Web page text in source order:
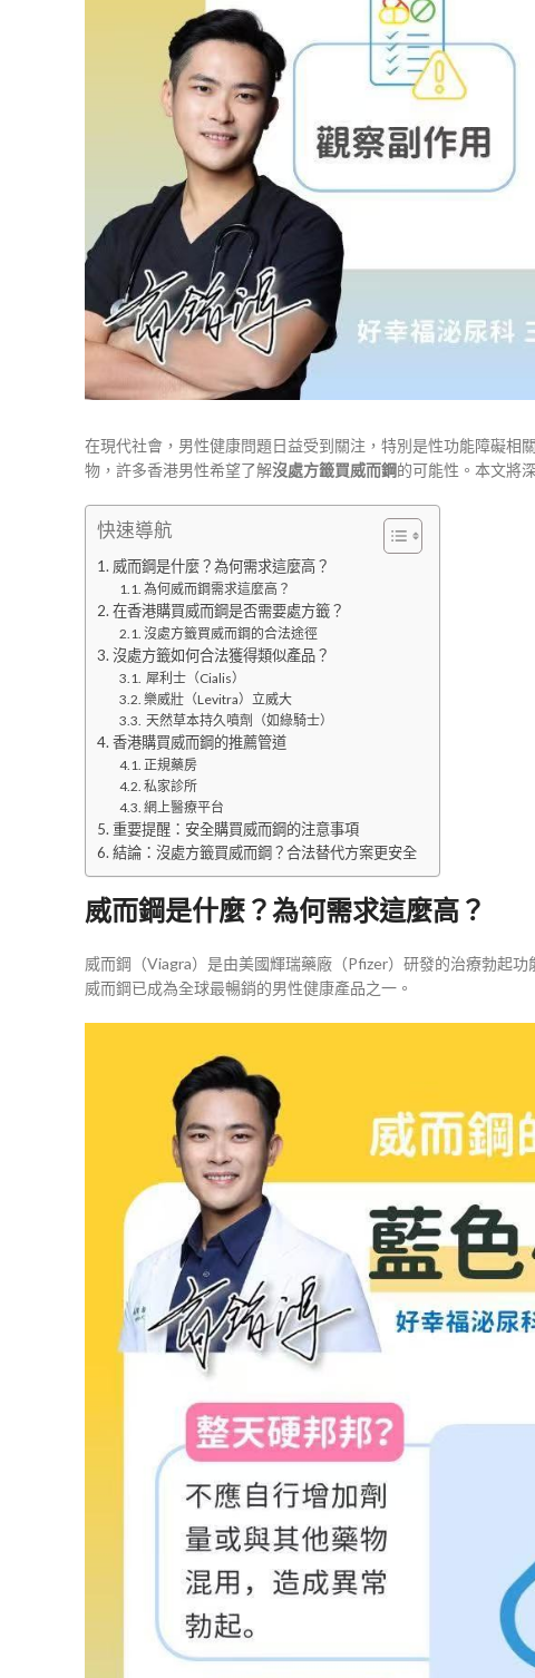
在現代社會，男性健康問題日益受到關注，特別是性功能障礙相
物，許多香港男性希望了解沒處方籤買威而鋼的可能性。本文將
快速導航
威而鋼是什麼？為何需求這麼高？
為何威而鋼需求這麼高？
在香港購買威而鋼是否需要處方籤？
沒處方籤買威而鋼的合法途徑
沒處方籤如何合法獲得類似產品？
犀利士（Cialis）​​
​樂威壯（Levitra）​立威大​
天然草本持久噴劑（如綠騎士）​​
香港購買威而鋼的推薦管道
正規藥房​
私家診所​
網上醫療平台​
重要提醒：安全購買威而鋼的注意事項
結論：沒處方籤買威而鋼？合法替代方案更安全
威而鋼是什麼？為何需求這麼高？
威而鋼（Viagra）是由美國輝瑞藥廠（Pfizer）研發的治療勃起
威而鋼已成為全球最暢銷的男性健康產品之一。